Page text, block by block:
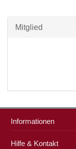
Mitglied
Informationen
Hilfe & Kontakt